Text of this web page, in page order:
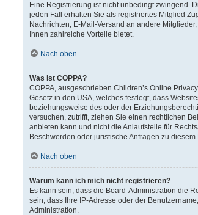
Eine Registrierung ist nicht unbedingt zwingend.
jeden Fall erhalten Sie als registriertes Mitglied
Nachrichten, E-Mail-Versand an andere
Ihnen zahlreiche Vorteile bietet.
Nach oben
Was ist COPPA?
COPPA, ausgeschrieben Children’s Online
Gesetz in den USA, welches festlegt, dass
beziehungsweise des oder der
versuchen, zutrifft, ziehen Sie einen rechtlichen
anbieten kann und nicht die Anlaufstelle für
Beschwerden oder juristische Anfragen zu
Nach oben
Warum kann ich mich nicht registrieren?
Es kann sein, dass die Board-Administration die
sein, dass Ihre IP-Adresse oder der
Administration.